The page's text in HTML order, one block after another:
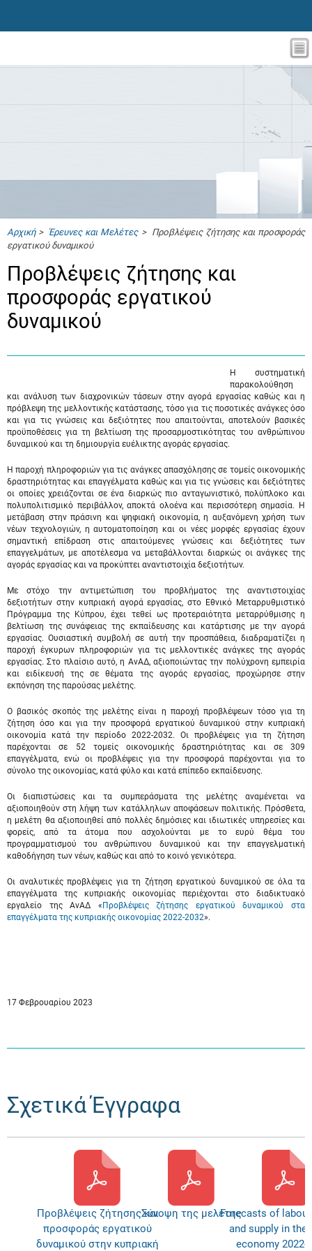
Αρχική>Έρευνες και Μελέτες> Προβλέψεις ζήτησης και προσφοράς
εργατικού δυναμικού
Προβλέψεις ζήτησης και
προσφοράς εργατικού
δυναμικού
Η συστηματική
παρακολούθηση
και ανάλυση των διαχρονικών τάσεων στην αγορά εργασίας καθώς και η
πρόβλεψη της μελλοντικής κατάστασης, τόσο για τις ποσοτικές ανάγκες όσο
και για τις γνώσεις και δεξιότητες που απαιτούνται, αποτελούν βασικές
προϋποθέσεις για τη βελτίωση της προσαρμοστικότητας του ανθρώπινου
δυναμικού και τη δημιουργία ευέλικτης αγοράς εργασίας.
Η παροχή πληροφοριών για τις ανάγκες απασχόλησης σε τομείς οικονομικής
δραστηριότητας και επαγγέλματα καθώς και για τις γνώσεις και δεξιότητες
οι οποίες χρειάζονται σε ένα διαρκώς πιο ανταγωνιστικό, πολύπλοκο και
πολυπολιτισμικό περιβάλλον, αποκτά ολοένα και περισσότερη σημασία. Η
μετάβαση στην πράσινη και ψηφιακή οικονομία, η αυξανόμενη χρήση των
νέων τεχνολογιών, η αυτοματοποίηση και οι νέες μορφές εργασίας έχουν
σημαντική επίδραση στις απαιτούμενες γνώσεις και δεξιότητες των
επαγγελμάτων, με αποτέλεσμα να μεταβάλλονται διαρκώς οι ανάγκες της
αγοράς εργασίας και να προκύπτει αναντιστοιχία δεξιοτήτων.
Με στόχο την αντιμετώπιση του προβλήματος της αναντιστοιχίας
δεξιοτήτων στην κυπριακή αγορά εργασίας, στο Εθνικό Μεταρρυθμιστικό
Πρόγραμμα της Κύπρου, έχει τεθεί ως προτεραιότητα μεταρρύθμισης η
βελτίωση της συνάφειας της εκπαίδευσης και κατάρτισης με την αγορά
εργασίας. Ουσιαστική συμβολή σε αυτή την προσπάθεια, διαδραματίζει η
παροχή έγκυρων πληροφοριών για τις μελλοντικές ανάγκες της αγοράς
εργασίας. Στο πλαίσιο αυτό, η ΑνΑΔ, αξιοποιώντας την πολύχρονη εμπειρία
και ειδίκευσή της σε θέματα της αγοράς εργασίας, προχώρησε στην
εκπόνηση της παρούσας μελέτης.
Ο βασικός σκοπός της μελέτης είναι η παροχή προβλέψεων τόσο για τη
ζήτηση όσο και για την προσφορά εργατικού δυναμικού στην κυπριακή
οικονομία κατά την περίοδο 2022-2032. Οι προβλέψεις για τη ζήτηση
παρέχονται σε 52 τομείς οικονομικής δραστηριότητας και σε 309
επαγγέλματα, ενώ οι προβλέψεις για την προσφορά παρέχονται για το
σύνολο της οικονομίας, κατά φύλο και κατά επίπεδο εκπαίδευσης.
Οι διαπιστώσεις και τα συμπεράσματα της μελέτης αναμένεται να
αξιοποιηθούν στη λήψη των κατάλληλων αποφάσεων πολιτικής. Πρόσθετα,
η μελέτη θα αξιοποιηθεί από πολλές δημόσιες και ιδιωτικές υπηρεσίες και
φορείς, από τα άτομα που ασχολούνται με το ευρύ θέμα του
προγραμματισμού του ανθρώπινου δυναμικού και την επαγγελματική
καθοδήγηση των νέων, καθώς και από το κοινό γενικότερα.
Οι αναλυτικές προβλέψεις για τη ζήτηση εργατικού δυναμικού σε όλα τα
επαγγέλματα της κυπριακής οικονομίας περιέχονται στο διαδικτυακό
εργαλείο της ΑνΑΔ « Προβλέψεις ζήτησης εργατικού δυναμικού στα
επαγγέλματα της κυπριακής οικονομίας 2022-2032».
17 Φεβρουαρίου 2023
Σχετικά Έγγραφα
Προβλέψεις ζήτησης και
προσφοράς εργατικού
δυναμικού στην κυπριακή
Σύνοψη της μελέτηςForecasts of
and supply in the
economy 2022-